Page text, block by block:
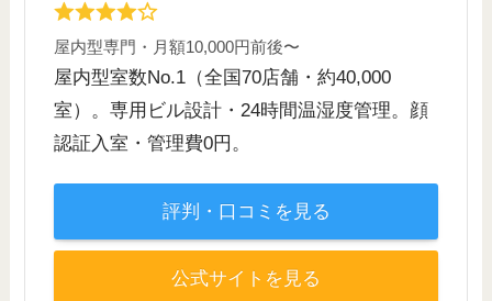
屋内型専門・月額10,000円前後〜
屋内型室数No.1（全国70店舗・約40,000
室）。専用ビル設計・24時間温湿度管理。顔
認証入室・管理費0円。
評判・口コミを見る
公式サイトを見る